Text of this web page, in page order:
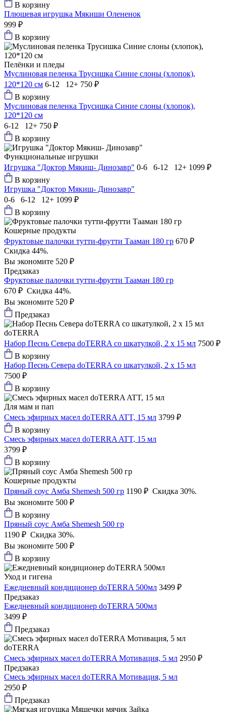
В корзину
Плюшевая игрушка Мякиши Олененок
999 ₽
В корзину
Пелёнки и пледы
Муслиновая пеленка Трусишка Синие слоны (хлопок),
120*120 см 6-12 12+ 750 ₽
В корзину
Муслиновая пеленка Трусишка Синие слоны (хлопок),
120*120 см
6-12 12+ 750 ₽
В корзину
Функциональные игрушки
Игрушка "Доктор Мякиш- Динозавр" 0-6 6-12 12+ 1099 ₽
В корзину
Игрушка "Доктор Мякиш- Динозавр"
0-6 6-12 12+ 1099 ₽
В корзину
Кошерные продукты
Фруктовые палочки тутти-фрутти Тааман 180 гр 670 ₽
Скидка 44%.
Вы экономите 520 ₽
Предзаказ
Фруктовые палочки тутти-фрутти Тааман 180 гр
670 ₽ Скидка 44%.
Вы экономите 520 ₽
Предзаказ
doTERRA
Набор Песнь Севера doTERRA со шкатулкой, 2 х 15 мл 7500 ₽
В корзину
Набор Песнь Севера doTERRA со шкатулкой, 2 х 15 мл
7500 ₽
В корзину
Для мам и пап
Смесь эфирных масел doTERRA ATT, 15 мл 3799 ₽
В корзину
Смесь эфирных масел doTERRA ATT, 15 мл
3799 ₽
В корзину
Кошерные продукты
Пряный соус Амба Shemesh 500 гр 1190 ₽ Скидка 30%.
Вы экономите 500 ₽
В корзину
Пряный соус Амба Shemesh 500 гр
1190 ₽ Скидка 30%.
Вы экономите 500 ₽
В корзину
Уход и гигена
Ежедневный кондиционер doTERRA 500мл 3499 ₽
Предзаказ
Ежедневный кондиционер doTERRA 500мл
3499 ₽
Предзаказ
doTERRA
Смесь эфирных масел doTERRA Мотивация, 5 мл 2950 ₽
Предзаказ
Смесь эфирных масел doTERRA Мотивация, 5 мл
2950 ₽
Предзаказ